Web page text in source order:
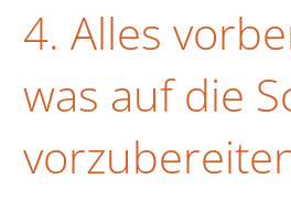
4. Alles
was auf die